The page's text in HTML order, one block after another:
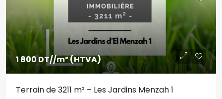
1 800 DT//m² (HTVA)
Terrain de 3211 m² – Les Jardins Menzah 1